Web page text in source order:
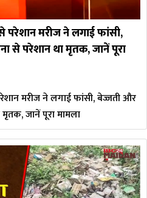
मरीज ने लगाई फांसी,
से परेशान था मृतक, जानें पूरा
मरीज ने लगाई फांसी, बेज्जती और
मृतक, जानें पूरा मामला